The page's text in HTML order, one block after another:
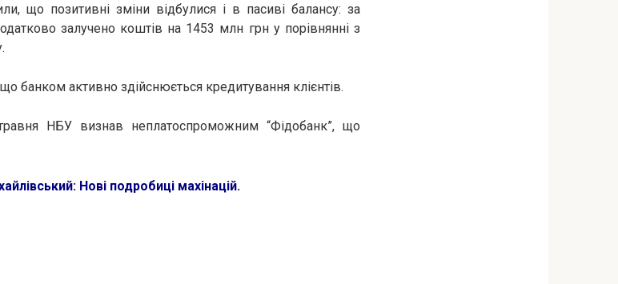
що позитивні зміни відбулися і в пасиві балансу: за
залучено коштів на 1453 млн грн у порівнянні з
банком активно здійснюється кредитування клієнтів.
НБУ визнав неплатоспроможним “Фідобанк”, що
Нові подробиці махінацій.